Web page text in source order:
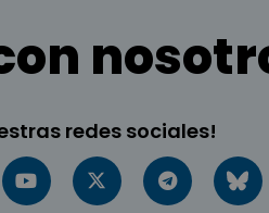
redes sociales!